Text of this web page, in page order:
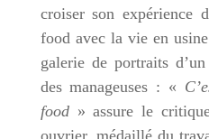
croiser son expérience
food avec la vie en
galerie de portraits
des manageuses : «
food» assure le
ouvrier, médaillé du